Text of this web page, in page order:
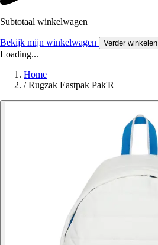
Subtotaal winkelwagen
Bekijk mijn winkelwagen Verder winkelen
Loading...
Home
/ Rugzak Eastpak Pak'R